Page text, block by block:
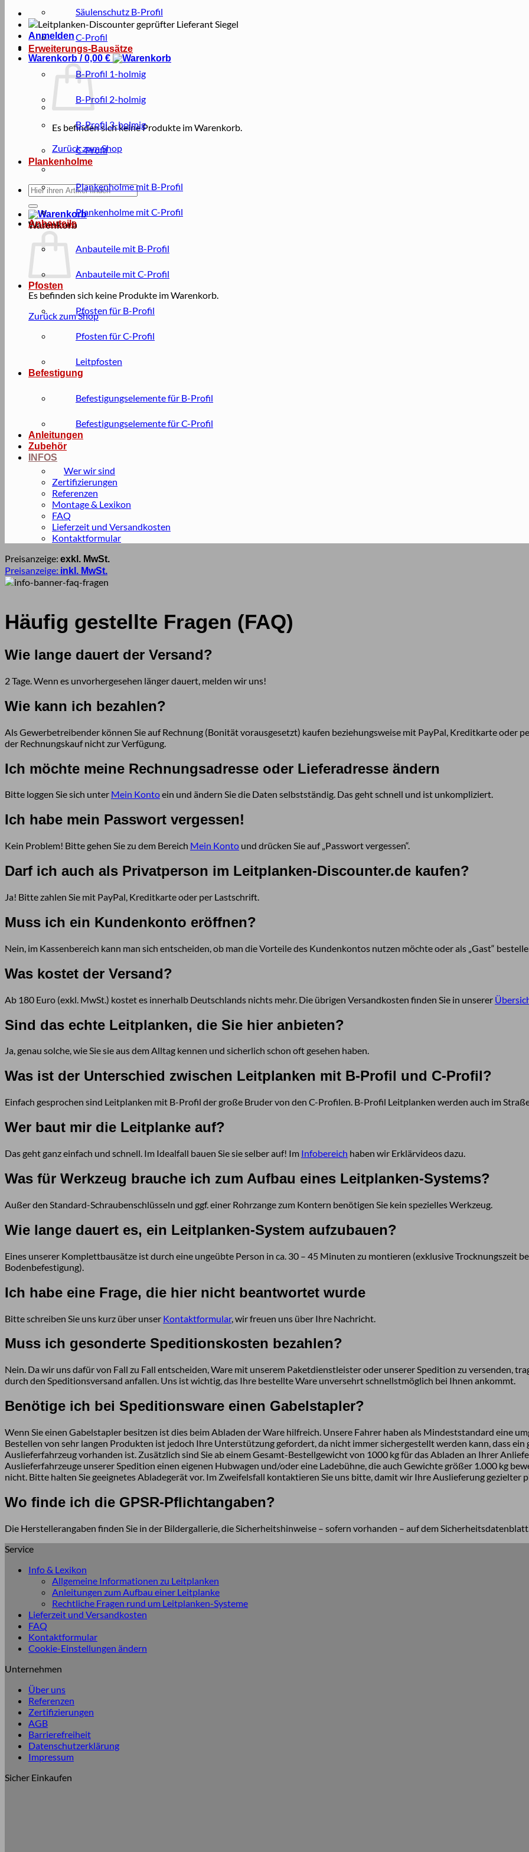
Anmelden
Warenkorb /0,00 €
Es befinden sich keine Produkte im Warenkorb.
Zurück zum Shop
Suche
nach:
Warenkorb
Es befinden sich keine Produkte im Warenkorb.
Zurück zum Shop
Säulenschutz B-Profil
C-Profil
Erweiterungs-Bausätze
B-Profil 1-holmig
B-Profil 2-holmig
B-Profil 3-holmig
C-Profil
Plankenholme
Plankenholme mit B-Profil
Plankenholme mit C-Profil
Anbauteile
Anbauteile mit B-Profil
Anbauteile mit C-Profil
Pfosten
Pfosten für B-Profil
Pfosten für C-Profil
Leitpfosten
Befestigung
Befestigungselemente für B-Profil
Befestigungselemente für C-Profil
Anleitungen
Zubehör
INFOS
Wer wir sind
Zertifizierungen
Referenzen
Montage & Lexikon
FAQ
Lieferzeit und Versandkosten
Kontaktformular
Preisanzeige: exkl. MwSt.
Preisanzeige: inkl. MwSt.
Häufig gestellte Fragen (FAQ)
Wie lange dauert der Versand?
2 Tage. Wenn es unvorhergesehen länger dauert, melden wir uns!
Wie kann ich bezahlen?
Als Gewerbetreibender können Sie auf Rechnung (Bonität vorausgesetzt) kaufen beziehungsweise mit PayPal, Kreditkarte oder
der Rechnungskauf nicht zur Verfügung.
Ich möchte meine Rechnungsadresse oder Lieferadresse ändern
Bitte loggen Sie sich unter Mein Kontoein und ändern Sie die Daten selbstständig. Das geht schnell und ist unkompliziert.
Ich habe mein Passwort vergessen!
Kein Problem! Bitte gehen Sie zu dem Bereich Mein Konto und drücken Sie auf „Passwort vergessen“.
Darf ich auch als Privatperson im Leitplanken-Discounter.de kaufen?
Ja! Bitte zahlen Sie mit PayPal, Kreditkarte oder per Lastschrift.
Muss ich ein Kundenkonto eröffnen?
Nein, im Kassenbereich kann man sich entscheiden, ob man die Vorteile des Kundenkontos nutzen möchte oder als „Gast“
Was kostet der Versand?
Ab 180 Euro (exkl. MwSt.) kostet es innerhalb Deutschlands nichts mehr. Die übrigen Versandkosten finden Sie in unserer
Sind das echte Leitplanken, die Sie hier anbieten?
Ja, genau solche, wie Sie sie aus dem Alltag kennen und sicherlich schon oft gesehen haben.
Was ist der Unterschied zwischen Leitplanken mit B-Profil und C-Profil?
Einfach gesprochen sind Leitplanken mit B-Profil der große Bruder von den C-Profilen. B-Profil Leitplanken werden auch im
Wer baut mir die Leitplanke auf?
Das geht ganz einfach und schnell. Im Idealfall bauen Sie sie selber auf! Im Infobereich haben wir Erklärvideos dazu.
Was für Werkzeug brauche ich zum Aufbau eines Leitplanken-Systems?
Außer den Standard-Schraubenschlüsseln und ggf. einer Rohrzange zum Kontern benötigen Sie kein spezielles Werkzeug.
Wie lange dauert es, ein Leitplanken-System aufzubauen?
Eines unserer Komplettbausätze ist durch eine ungeübte Person in ca. 30 – 45 Minuten zu montieren (exklusive Trocknungszeit
Bodenbefestigung).
Ich habe eine Frage, die hier nicht beantwortet wurde
Bitte schreiben Sie uns kurz über unser Kontaktformular, wir freuen uns über Ihre Nachricht.
Muss ich gesonderte Speditionskosten bezahlen?
Nein. Da wir uns dafür von Fall zu Fall entscheiden, Ware mit unserem Paketdienstleister oder unserer Spedition zu versenden,
durch den Speditionsversand anfallen. Uns ist wichtig, das Ihre bestellte Ware unversehrt schnellstmöglich bei Ihnen ankommt.
Benötige ich bei Speditionsware einen Gabelstapler?
Wenn Sie einen Gabelstapler besitzen ist dies beim Abladen der Ware hilfreich. Unsere Fahrer haben als Mindeststandard eine
Bestellen von sehr langen Produkten ist jedoch Ihre Unterstützung gefordert, da nicht immer sichergestellt werden kann, dass
Auslieferfahrzeug vorhanden ist. Zusätzlich sind Sie ab einem Gesamt-Bestellgewicht von 1000 kg für das Abladen an Ihrer
Auslieferfahrzeuge unserer Spedition einen eigenen Hubwagen und/oder eine Ladebühne, die auch Gewichte größer 1.000 kg
nicht. Bitte halten Sie geeignetes Abladegerät vor. Im Zweifelsfall kontaktieren Sie uns bitte, damit wir Ihre Auslieferung gezielter
Wo finde ich die GPSR-Pflichtangaben?
Die Herstellerangaben finden Sie in der Bildergallerie, die Sicherheitshinweise – sofern vorhanden – auf dem
Service
Info & Lexikon
Allgemeine Informationen zu Leitplanken
Anleitungen zum Aufbau einer Leitplanke
Rechtliche Fragen rund um Leitplanken-Systeme
Lieferzeit und Versandkosten
FAQ
Kontaktformular
Cookie-Einstellungen ändern
Unternehmen
Über uns
Referenzen
Zertifizierungen
AGB
Barrierefreiheit
Datenschutzerklärung
Impressum
Sicher Einkaufen